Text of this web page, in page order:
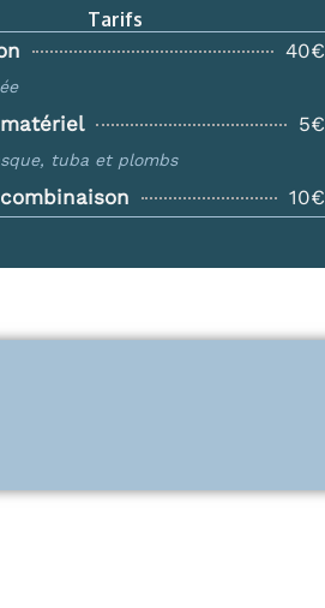
Tarifs
40€
5€
tuba et plombs
10€